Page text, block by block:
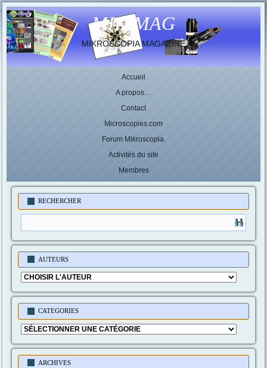
MIK-MAG
MIKROSCOPIA MAGAZINE
Accueil
A propos…
Contact
Microscopies.com
Forum Mikroscopia.
Activités du site
Membres
RECHERCHER
AUTEURS
CATEGORIES
Categories
ARCHIVES